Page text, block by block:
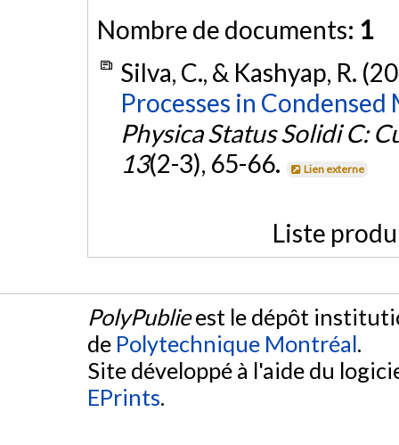
Nombre de documents: 1
Silva, C., & Kashyap, R.
Processes in
Physica Status Solidi C:
13(2-3), 65-66. Lien externe
Liste
PolyPublieest le dépôt
de Polytechnique Montréal.
Site développé à l'aide du
EPrints.